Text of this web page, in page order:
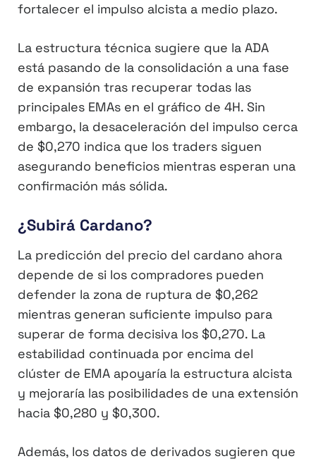
fortalecer el impulso alcista a medio plazo.
La estructura técnica sugiere que la ADA
está pasando de la consolidación a una fase
de expansión tras recuperar todas las
principales EMAs en el gráfico de 4H. Sin
embargo, la desaceleración del impulso cerca
de $0,270 indica que los traders siguen
asegurando beneficios mientras esperan una
confirmación más sólida.
¿Subirá Cardano?
La predicción del precio del cardano ahora
depende de si los compradores pueden
defender la zona de ruptura de $0,262
mientras generan suficiente impulso para
superar de forma decisiva los $0,270. La
estabilidad continuada por encima del
clúster de EMA apoyaría la estructura alcista
y mejoraría las posibilidades de una extensión
hacia $0,280 y $0,300.
Además, los datos de derivados sugieren que